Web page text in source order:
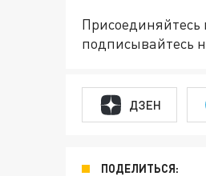
Присоединяйтесь
подписывайтесь
ДЗЕН
ПОДЕЛИТЬСЯ: